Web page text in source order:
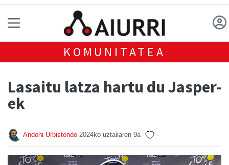
KOMUNITATEA
Lasaitu latza hartu du Jasper-
ek
Andoni Urbistondo 2024ko uztailaren 9a